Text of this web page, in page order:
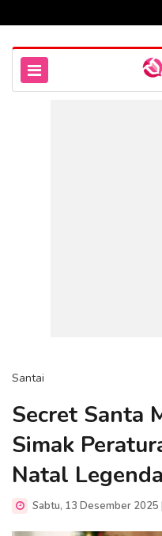
Santai
Secret Santa
Simak
Natal
Sabtu, 13 Desember 2025